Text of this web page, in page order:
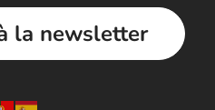
la newsletter